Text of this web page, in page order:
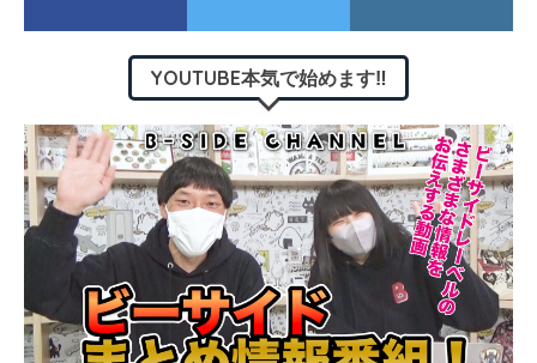
YOUTUBE本気で始めます‼︎